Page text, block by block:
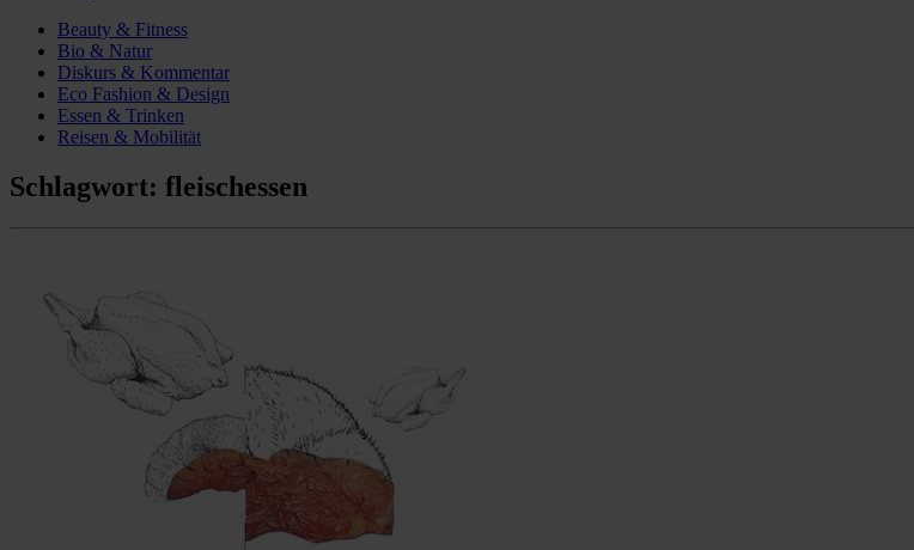
Beauty & Fitness
Bio & Natur
Diskurs & Kommentar
Eco Fashion & Design
Essen & Trinken
Reisen & Mobilität
Schlagwort: fleischessen